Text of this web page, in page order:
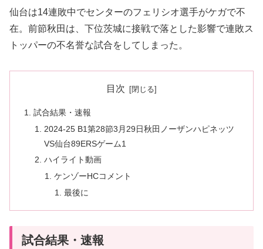
仙台は14連敗中でセンターのフェリシオ選手がケガで不
在。前節秋田は、下位茨城に接戦で落とした影響で連敗ス
トッパーの不名誉な試合をしてしまった。
目次
試合結果・速報
2024-25 B1第28節3月29日秋田ノーザンハピネッツ
VS仙台89ERSゲーム1
ハイライト動画
ケンゾーHCコメント
最後に
試合結果・速報